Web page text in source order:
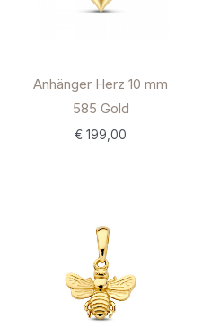
Anhänger Herz 10 mm
585 Gold
€ 199,00